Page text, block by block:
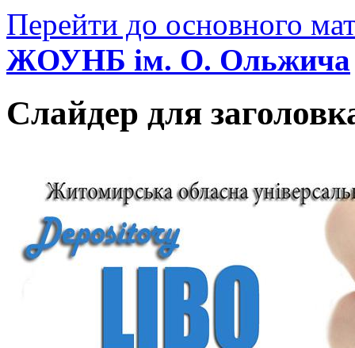
Перейти до основного
ЖОУНБ ім. О. Ольжича
Слайдер для